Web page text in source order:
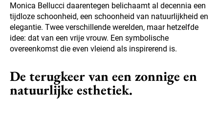
Monica Bellucci daarentegen belichaamt al decennia een
tijdloze schoonheid, een schoonheid van natuurlijkheid en
elegantie. Twee verschillende werelden, maar hetzelfde
idee: dat van een vrije vrouw. Een symbolische
overeenkomst die even vleiend als inspirerend is.
De terugkeer van een zonnige en
natuurlijke esthetiek.